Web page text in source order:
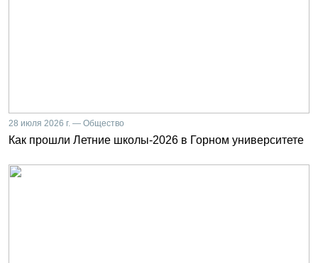
28 июля 2026 г. — Общество
Как прошли Летние школы-2026 в Горном университете